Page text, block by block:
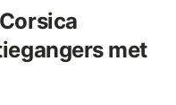
met